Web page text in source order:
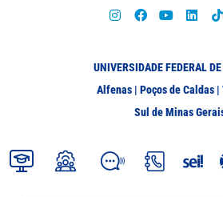
UNIVERSIDADE FEDERAL
Alfenas | Poços de Caldas |
Sul de Minas